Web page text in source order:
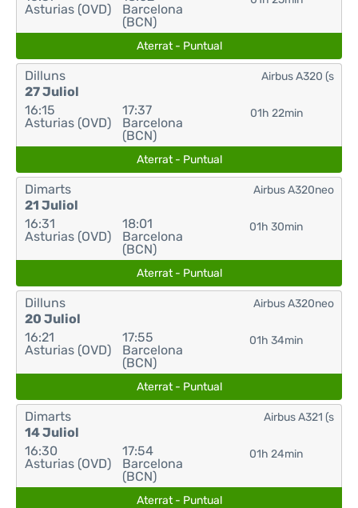
Asturias (OVD)
Barcelona
(BCN)
Aterrat - Puntual
Dilluns
27 Juliol
16:15
Asturias (OVD)
17:37
Barcelona
(BCN)
01h 22min
Airbus A320 (s
Aterrat - Puntual
Dimarts
21 Juliol
16:31
Asturias (OVD)
18:01
Barcelona
(BCN)
01h 30min
Airbus A320neo
Aterrat - Puntual
Dilluns
20 Juliol
16:21
Asturias (OVD)
17:55
Barcelona
(BCN)
01h 34min
Airbus A320neo
Aterrat - Puntual
Dimarts
14 Juliol
16:30
Asturias (OVD)
17:54
Barcelona
(BCN)
01h 24min
Airbus A321 (s
Aterrat - Puntual